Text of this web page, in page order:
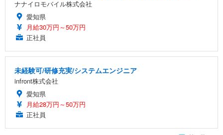
ナナイロモバイル株式会社
愛知県
月給30万円～50万円
正社員
未経験可/研修充実/システムエンジニア
infront株式会社
愛知県
月給28万円～50万円
正社員